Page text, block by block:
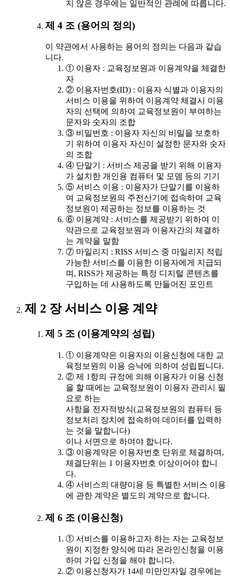
지 않은 경우에는 일반적인 관례에 따릅니다.
제 4 조 (용어의 정의)
이 약관에서 사용하는 용어의 정의는 다음과 같습
니다.
① 이용자 : 교육정보원과 이용계약을 체결한
자
② 이용자번호(ID) : 이용자 식별과 이용자의
서비스 이용을 위하여 이용계약 체결시 이용
자의 선택에 의하여 교육정보원이 부여하는
문자와 숫자의 조합
③ 비밀번호 : 이용자 자신의 비밀을 보호하
기 위하여 이용자 자신이 설정한 문자와 숫자
의 조합
④ 단말기 : 서비스 제공을 받기 위해 이용자
가 설치한 개인용 컴퓨터 및 모뎀 등의 기기
⑤ 서비스 이용 : 이용자가 단말기를 이용하
여 교육정보원의 주전산기에 접속하여 교육
정보원이 제공하는 정보를 이용하는 것
⑥ 이용계약 : 서비스를 제공받기 위하여 이
약관으로 교육정보원과 이용자간의 체결하
는 계약을 말함
⑦ 마일리지 : RISS 서비스 중 마일리지 적립
가능한 서비스를 이용한 이용자에게 지급되
며, RISS가 제공하는 특정 디지털 콘텐츠를
구입하는 데 사용하도록 만들어진 포인트
제 2 장 서비스 이용 계약
제 5 조 (이용계약의 성립)
① 이용계약은 이용자의 이용신청에 대한 교
육정보원의 이용 승낙에 의하여 성립됩니다.
② 제 1항의 규정에 의해 이용자가 이용 신청
을 할 때에는 교육정보원이 이용자 관리시 필
요로 하는
사항을 전자적방식(교육정보원의 컴퓨터 등
정보처리 장치에 접속하여 데이터를 입력하
는 것을 말합니다)
이나 서면으로 하여야 합니다.
③ 이용계약은 이용자번호 단위로 체결하며,
체결단위는 1 이용자번호 이상이어야 합니
다.
④ 서비스의 대량이용 등 특별한 서비스 이용
에 관한 계약은 별도의 계약으로 합니다.
제 6 조 (이용신청)
① 서비스를 이용하고자 하는 자는 교육정보
원이 지정한 양식에 따라 온라인신청을 이용
하여 가입 신청을 해야 합니다.
② 이용신청자가 14세 미만인자일 경우에는